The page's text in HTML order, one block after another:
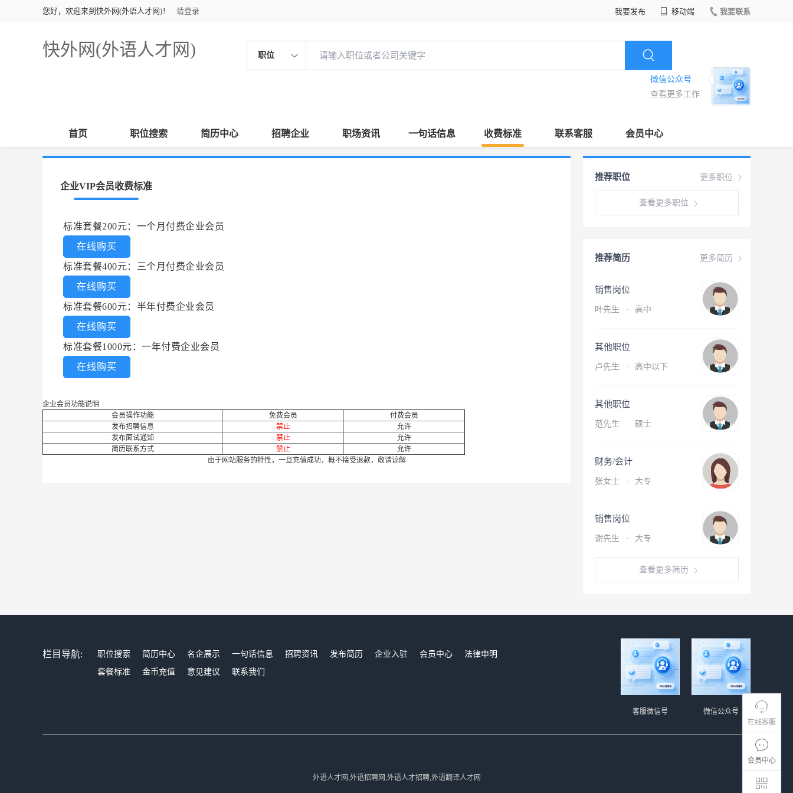
您好，欢迎来到快外网(外语人才网)！ 请登录 我要发布 移动端 我要联系
快外网(外语人才网) 职位
微信公众号
查看更多工作
首页 职位搜索 简历中心 招聘企业 职场资讯 一句话信息 收费标准 联系客服 会员中心
在线客服
会员中心
企业VIP会员收费标准
标准套餐200元：一个月付费企业会员
在线购买
标准套餐400元：三个月付费企业会员
在线购买
标准套餐600元：半年付费企业会员
在线购买
标准套餐1000元：一年付费企业会员
在线购买
企业会员功能说明
会员操作功能
免费会员
付费会员
发布招聘信息
禁止
允许
发布面试通知
禁止
允许
简历联系方式
禁止
允许
由于网站服务的特性，一旦充值成功，概不接受退款，敬请谅解
更多职位
推荐职位
查看更多职位
更多简历
推荐简历
销售岗位
叶先生 · 高中
其他职位
卢先生 · 高中以下
其他职位
范先生 · 硕士
财务/会计
张女士 · 大专
销售岗位
谢先生 · 大专
查看更多简历
栏目导航: 职位搜索 简历中心 名企展示 一句话信息 招聘资讯 发布简历 企业入驻 会员中心
法律申明
套餐标准
金币充值 意见建议 联系我们
微信公众号
客服微信号
外语人才网,外语招聘网,外语人才招聘,外语翻译人才网